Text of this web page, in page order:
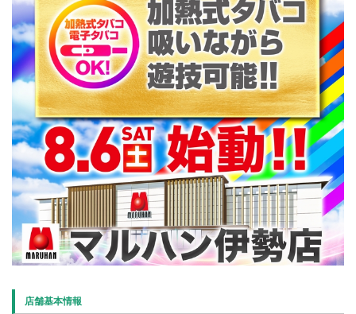
店舗基本情報